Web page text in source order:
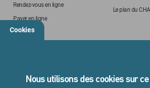
Rendez-vous en ligne
Payer en ligne
Le plan du CHA
05 45 24 40 40
Cookies
Nous utilisons des cookies sur